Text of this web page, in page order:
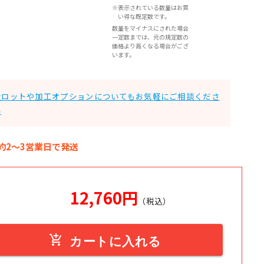
※表示されている数量はお買
い得な既定数です。
数量をマイナスにされた場合
一定数までは、元の規定数の
価格より高くなる場合がござ
います。
ットや加工オプションについてもお気軽にご相談くださ
2～3営業日で発送
12,760円 （税込）
add_shopping_cart カートに入れる